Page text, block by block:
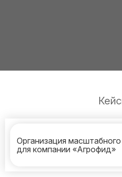
Организация
для компании «Агрофид»